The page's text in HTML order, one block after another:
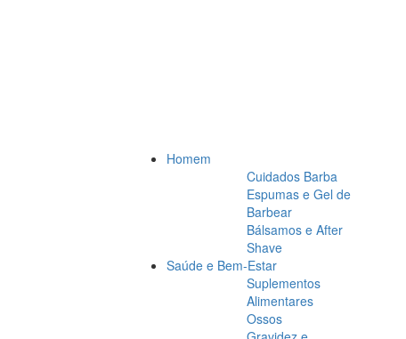
Homem
Cuidados Barba
Espumas e Gel de
Barbear
Bálsamos e After
Shave
Saúde e Bem-Estar
Suplementos
Alimentares
Ossos